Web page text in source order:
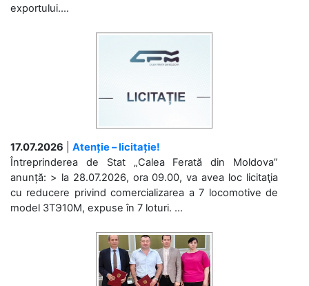
exportului....
17.07.2026
Atenție – licitație!
Întreprinderea de Stat „Calea Ferată din Moldova”
anunță: > la 28.07.2026, ora 09.00, va avea loc licitaţia
cu reducere privind comercializarea a 7 locomotive de
model 3ТЭ10М, expuse în 7 loturi. ...